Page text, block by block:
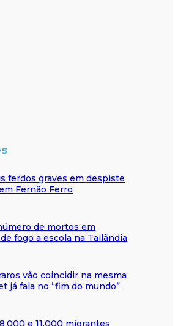
ferdos graves em despiste
Fernão Ferro
de mortos em
fogo a escola na Tailândia
vão coincidir na mesma
já fala no “fim do mundo”
e 11.000 migrantes